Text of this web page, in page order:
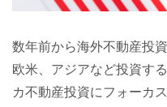
数年前から海外不動産投
欧米、アジアなど投資す
カ不動産投資にフォーカ